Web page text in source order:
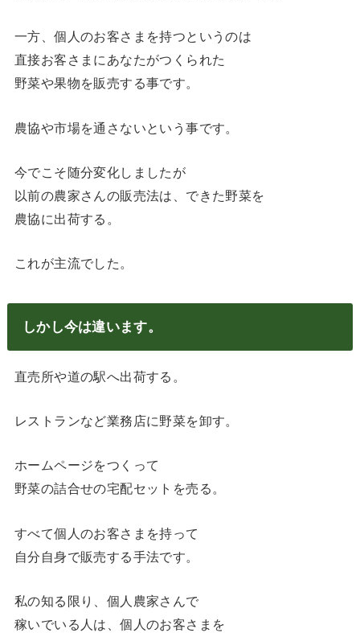
一方、個人のお客さまを持つというのは
直接お客さまにあなたがつくられた
野菜や果物を販売する事です。
農協や市場を通さないという事です。
今でこそ随分変化しましたが
以前の農家さんの販売法は、できた野菜を
農協に出荷する。
これが主流でした。
しかし今は違います。
直売所や道の駅へ出荷する。
レストランなど業務店に野菜を卸す。
ホームページをつくって
野菜の詰合せの宅配セットを売る。
すべて個人のお客さまを持って
自分自身で販売する手法です。
私の知る限り、個人農家さんで
稼いでいる人は、個人のお客さまを